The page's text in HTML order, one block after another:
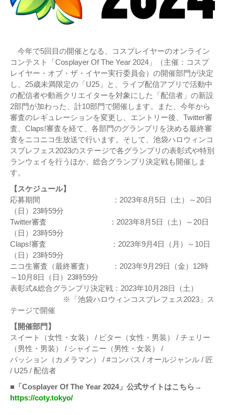
今年で5回目の開催となる、コスプレイヤーのオンライン
コンテスト「Cosplayer Of The Year 2024」（主催：コスプ
レイヤー・オブ・ザ・イヤー実行委員会）の開催部門が決定
し、25歳未満限定の「U25」と、ライブ配信アプリで活動中
の配信者や動画クリエイターを対象にした「配信者」の新設
2部門が加わった、計10部門で開催します。また、今年から
審査のレギュレーションを変更し、エントリー後、Twitter審
査、Claps!審査を経て、各部門のグランプリを決める最終審
査をニコニコ生放送で行います。そして、池袋ハロウィンコ
スプレフェス2023のステージで各グランプリの表彰式や特別
ランウェイを行うほか、総合グランプリ決定戦も開催しま
す。
【スケジュール】
応募期間 ：2023年8月5日（土）～20日
（日）23時59分
Twitter審査 ：2023年8月5日（土）～20日
（日）23時59分
Claps!審査 ：2023年9月4日（月）～10日
（日）23時59分
ニコ生審査（最終審査） ：2023年9月29日（金）12時
～10月8日（日）23時59分
表彰式&総合グランプリ決定戦：2023年10月28日（土）
※「池袋ハロウィンコスプレフェス2023」ス
テージで開催
【開催部門】
スイート（女性・女装） / ビター（女性・男装） / チェリー
（男性・男装） / シャイニー（男性・女装） /
パッション（カメラマン） / #コンパス / オールジャンル / 匠
/ U25 / 配信者
■「Cosplayer Of The Year 2024」公式サイトはこちら→
https://coty.tokyo/